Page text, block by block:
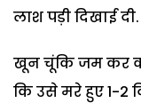
लाश पड़ी दिखाई दी.
खून चूंकि जम कर
कि उसे मरे हुए 1-2